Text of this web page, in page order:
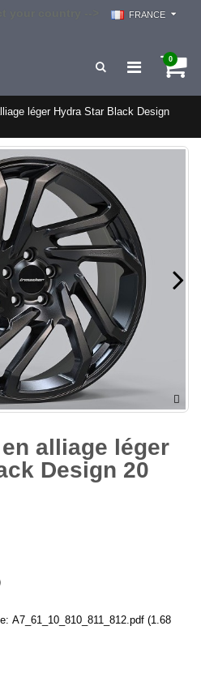
FRANCE
0
léger Hydra Star Black Design
alliage léger
Design 20
A7_61_10_810_811_812.pdf (1.68